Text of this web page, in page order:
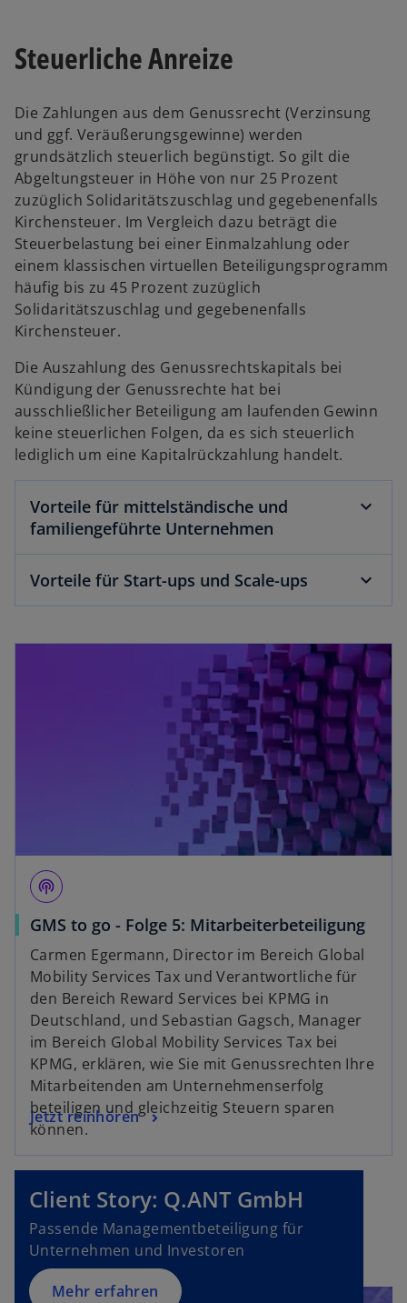
Steuerliche Anreize
Die Zahlungen aus dem Genussrecht (Verzinsung
und ggf. Veräußerungsgewinne) werden
grundsätzlich steuerlich begünstigt. So gilt die
Abgeltungsteuer in Höhe von nur 25 Prozent
zuzüglich Solidaritätszuschlag und gegebenenfalls
Kirchensteuer. Im Vergleich dazu beträgt die
Steuerbelastung bei einer Einmalzahlung oder
einem klassischen virtuellen Beteiligungsprogramm
häufig bis zu 45 Prozent zuzüglich
Solidaritätszuschlag und gegebenenfalls
Kirchensteuer.
Die Auszahlung des Genussrechtskapitals bei
Kündigung der Genussrechte hat bei
ausschließlicher Beteiligung am laufenden Gewinn
keine steuerlichen Folgen, da es sich steuerlich
lediglich um eine Kapitalrückzahlung handelt.
Vorteile für mittelständische und
familiengeführte Unternehmen
Vorteile für Start-ups und Scale-ups
podcasts
GMS to go - Folge 5: Mitarbeiterbeteiligungw
i
Carmen Egermann, Director im Bereich Global
Mobility Services Tax und Verantwortliche für
den Bereich Reward Services bei KPMG in
Deutschland, und Sebastian Gagsch, Manager
im Bereich Global Mobility Services Tax bei
KPMG, erklären, wie Sie mit Genussrechten Ihre
Mitarbeitenden am Unternehmenserfolg
beteiligen und gleichzeitig Steuern sparen
können.
Jetzt reinhören
w
i
r
i
n
e
n
wird in einer neuen Registerkarte geöffnet
Client Story: Q.ANT GmbH
Passende Managementbeteiligung für
Unternehmen und Investoren
Mehr erfahren